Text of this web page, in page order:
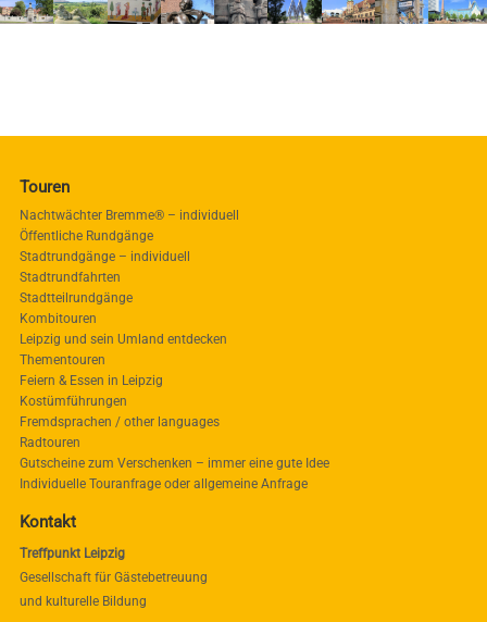
Touren
Nachtwächter Bremme® – individuell
Öffentliche Rundgänge
Stadtrundgänge – individuell
Stadtrundfahrten
Stadtteilrundgänge
Kombitouren
Leipzig und sein Umland entdecken
Thementouren
Feiern & Essen in Leipzig
Kostümführungen
Fremdsprachen / other languages
Radtouren
Gutscheine zum Verschenken – immer eine gute Idee
Individuelle Touranfrage oder allgemeine Anfrage
Kontakt
Treffpunkt Leipzig
Gesellschaft für Gästebetreuung
und kulturelle Bildung